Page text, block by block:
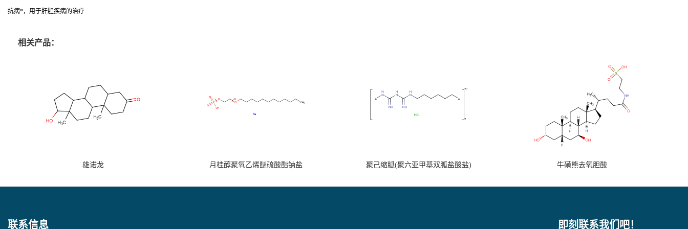
抗病*，用于肝胆疾病的治疗
相关产品：
雄诺龙 月桂醇聚氧乙烯醚硫酸酯钠盐 聚己缩胍(聚六亚甲基双胍盐酸盐) 牛磺熊去氧胆酸
联系信息 即刻联系我们吧！